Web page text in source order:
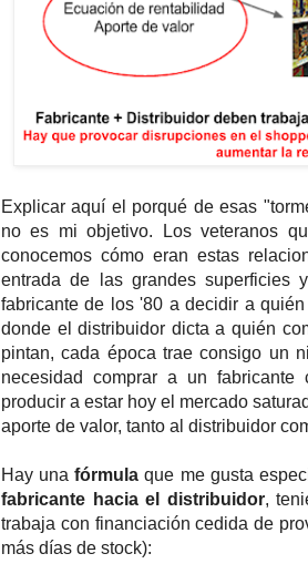
Explicar aquí el porqué de esas
no es mi objetivo. Los veteranos
conocemos cómo eran estas
entrada de las grandes superficies
fabricante de los '80 a decidir a
donde el distribuidor dicta a quién
pintan, cada época trae consigo un
necesidad comprar a un
producir a estar hoy el mercado
aporte de valor, tanto al distribuidor
Hay unafórmula que me gusta
fabricante hacia el distribuidor,
trabaja con financiación cedida de
más días de stock):